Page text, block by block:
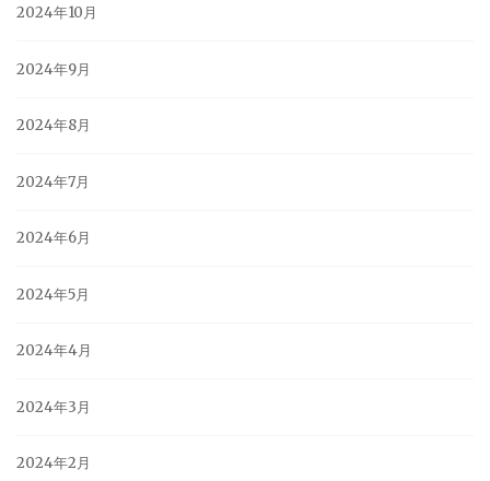
2024年10月
2024年9月
2024年8月
2024年7月
2024年6月
2024年5月
2024年4月
2024年3月
2024年2月